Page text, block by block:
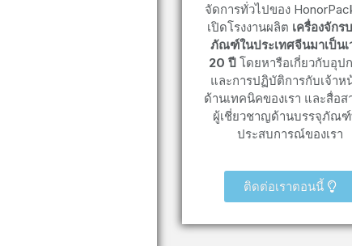
จัดการทั่วไปของ
เปิดโรงงานผลิต เครื่องจักร
ภัณฑ์ในประเทศจีนมาเป็นเ
20 ปี โดยหารือเกี่ยวกับอุป
และการปฏิบัติการกับเจ้าห
ด้านเทคนิคของเรา และสื่อส
ผู้เชี่ยวชาญด้านบรรจุภัณ
ประสบการณ์ของเรา
ติดต่อเราตอนนี้